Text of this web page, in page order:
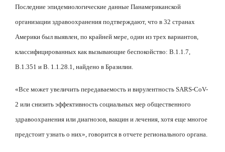
Последние эпидемиологические данные Панамериканской
организации здравоохранения подтверждают, что в 32 странах
Америки был выявлен, по крайней мере, один из трех вариантов,
классифицированных как вызывающие беспокойство: B.1.1.7,
B.1.351 и B. 1.1.28.1, найдено в Бразилии.
«Все может увеличить передаваемость и вирулентность SARS-CoV-
2 или снизить эффективность социальных мер общественного
здравоохранения или диагнозов, вакцин и лечения, хотя еще многое
предстоит узнать о них», говорится в отчете регионального органа.